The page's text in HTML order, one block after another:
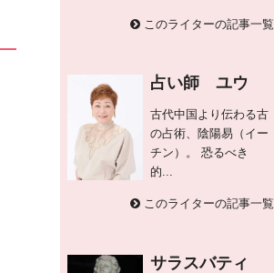
このライターの記事一覧
占い師 ユウ
古代中国より伝わる古
の占術、陰陽易（イー
チン）。 恐るべき
的...
このライターの記事一覧
サラスバティ